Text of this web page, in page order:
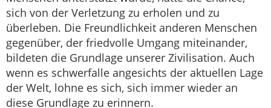
sich von der Verletzung zu erholen und zu
überleben. Die Freundlichkeit anderen Menschen
gegenüber, der friedvolle Umgang miteinander,
bildeten die Grundlage unserer Zivilisation. Auch
wenn es schwerfalle angesichts der aktuellen Lage
der Welt, lohne es sich, sich immer wieder an
diese Grundlage zu erinnern.